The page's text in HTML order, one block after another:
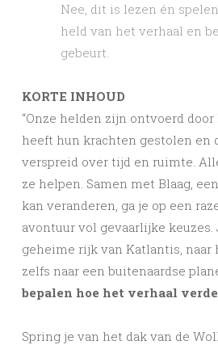
Nee, dit is lezen én
held van het verhaal en
gebeurt.
KORTE INHOUD
“Onze helden zijn ontvoerd door
heeft hun krachten gestolen en
verspreid over tijd en ruimte.
ze helpen. Samen met Blaag,
kan veranderen, ga je op een
avontuur vol gevaarlijke keuzes.
geheime rijk van Katlantis, naar
zelfs naar een buitenaardse
bepalen hoe het verhaal
Spring je van het dak van de